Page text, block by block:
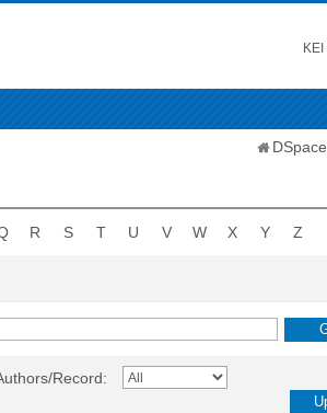
R S T U V W X Y Z
Record: